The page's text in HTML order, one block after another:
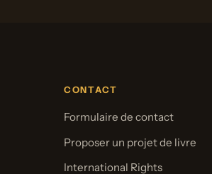
CONTACT
Formulaire de contact
Proposer un projet de livre
International Rights